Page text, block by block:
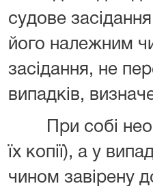
судове
його належним
засідання, не
випадків,
При собі
їх копії), а у
чином завірену